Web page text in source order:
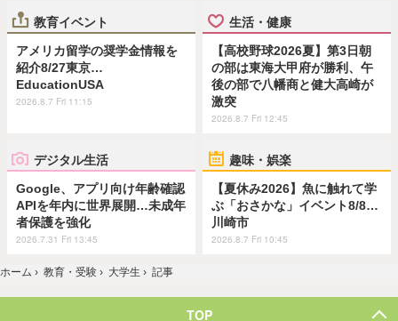
教育イベント
アメリカ留学の奨学金情報を
紹介8/27東京…
EducationUSA
2026.8.7 Fri 11:15
生活・健康
【高校野球2026夏】第3日朝
の部は東海大甲府が勝利、午
後の部で八幡商と健大高崎が
激突
2026.8.7 Fri 12:45
デジタル生活
Google、アプリ向け年齢確認
APIを年内に世界展開…未成年
者保護を強化
2026.7.31 Fri 13:45
趣味・娯楽
【夏休み2026】魚に触れて学
ぶ「おさかな」イベント8/8…
川崎市
2026.8.7 Fri 10:45
ホーム › 教育・受験 › 大学生 › 記事
TOP